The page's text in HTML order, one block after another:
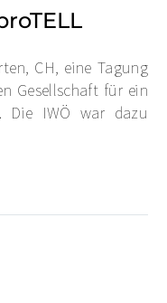
CH, eine Tagung
Gesellschaft für ein
Die IWÖ war dazu